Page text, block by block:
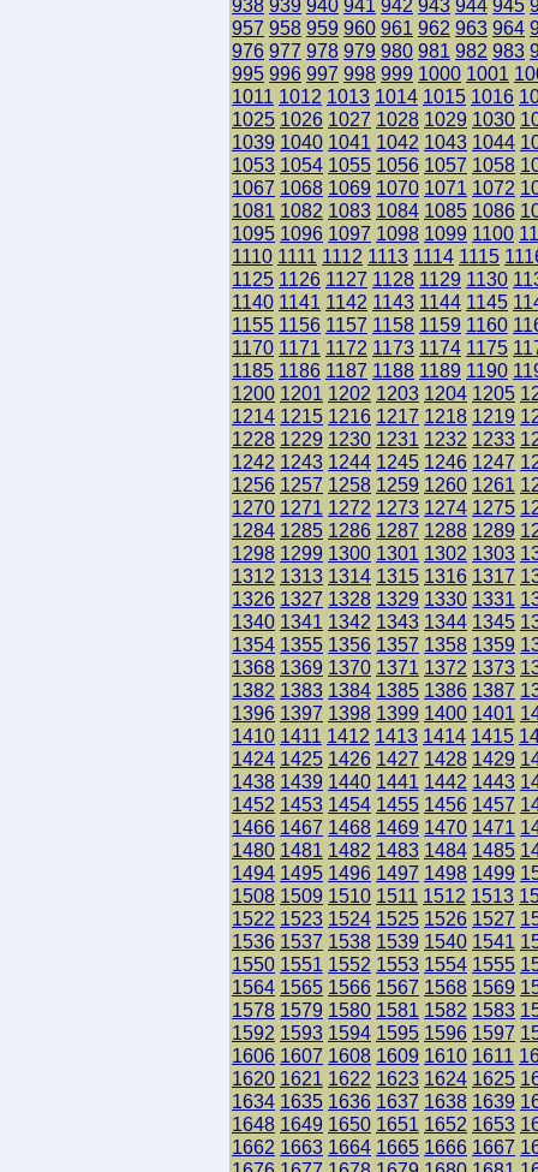
938 939 940 941 942 943 944 945
957 958 959 960 961 962 963 964
976 977 978 979 980 981 982 983
995 996 997 998 999 1000 1001
1011 1012 1013 1014 1015 1016
1025 1026 1027 1028 1029 1030
1039 1040 1041 1042 1043 1044
1053 1054 1055 1056 1057 1058
1067 1068 1069 1070 1071 1072
1081 1082 1083 1084 1085 1086
1095 1096 1097 1098 1099 1100
1110 1111 1112 1113 1114 1115
1125 1126 1127 1128 1129 1130
1140 1141 1142 1143 1144 1145
1155 1156 1157 1158 1159 1160
1170 1171 1172 1173 1174 1175
1185 1186 1187 1188 1189 1190
1200 1201 1202 1203 1204 1205
1214 1215 1216 1217 1218 1219
1228 1229 1230 1231 1232 1233
1242 1243 1244 1245 1246 1247
1256 1257 1258 1259 1260 1261
1270 1271 1272 1273 1274 1275
1284 1285 1286 1287 1288 1289
1298 1299 1300 1301 1302 1303
1312 1313 1314 1315 1316 1317
1326 1327 1328 1329 1330 1331
1340 1341 1342 1343 1344 1345
1354 1355 1356 1357 1358 1359
1368 1369 1370 1371 1372 1373
1382 1383 1384 1385 1386 1387
1396 1397 1398 1399 1400 1401
1410 1411 1412 1413 1414 1415
1424 1425 1426 1427 1428 1429
1438 1439 1440 1441 1442 1443
1452 1453 1454 1455 1456 1457
1466 1467 1468 1469 1470 1471
1480 1481 1482 1483 1484 1485
1494 1495 1496 1497 1498 1499
1508 1509 1510 1511 1512 1513
1522 1523 1524 1525 1526 1527
1536 1537 1538 1539 1540 1541
1550 1551 1552 1553 1554 1555
1564 1565 1566 1567 1568 1569
1578 1579 1580 1581 1582 1583
1592 1593 1594 1595 1596 1597
1606 1607 1608 1609 1610 1611
1620 1621 1622 1623 1624 1625
1634 1635 1636 1637 1638 1639
1648 1649 1650 1651 1652 1653
1662 1663 1664 1665 1666 1667